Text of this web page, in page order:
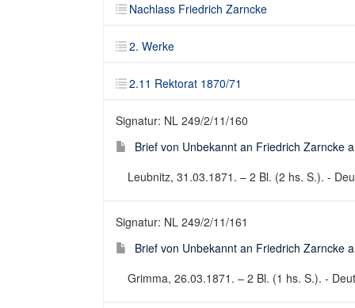
Nachlass Friedrich Zarncke
2. Werke
2.11 Rektorat 1870/71
Signatur: NL 249/2/11/160
Brief von Unbekannt an Friedrich Zarncke
Leubnitz, 31.03.1871. – 2 Bl. (2 hs. S.). -
Signatur: NL 249/2/11/161
Brief von Unbekannt an Friedrich Zarncke
Grimma, 26.03.1871. – 2 Bl. (1 hs. S.). -